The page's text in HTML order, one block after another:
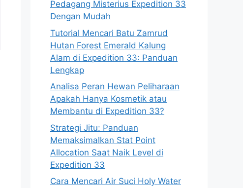
Pedagang Misterius Expedition 33
Dengan Mudah
Tutorial Mencari Batu Zamrud
Hutan Forest Emerald Kalung
Alam di Expedition 33: Panduan
Lengkap
Analisa Peran Hewan Peliharaan
Apakah Hanya Kosmetik atau
Membantu di Expedition 33?
Strategi Jitu: Panduan
Memaksimalkan Stat Point
Allocation Saat Naik Level di
Expedition 33
Cara Mencari Air Suci Holy Water